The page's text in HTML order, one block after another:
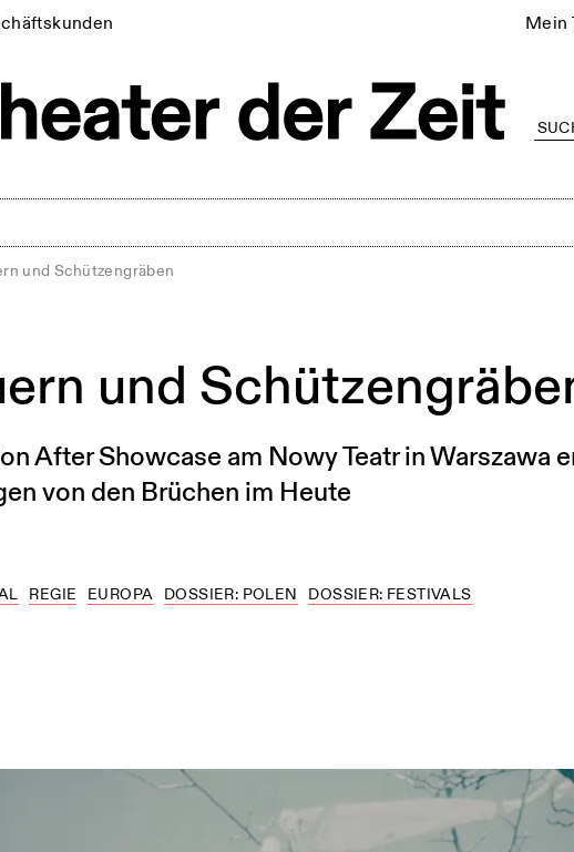
Mein
und Schützengräben
und
After Showcase am Nowy Teatr in Warszawa
von den Brüchen im Heute
REGIE EUROPA DOSSIER: POLEN DOSSIER: FESTIVALS